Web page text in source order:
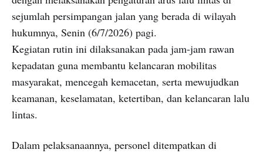
sejumlah persimpangan jalan yang berada di wilayah
hukumnya, Senin (6/7/2026) pagi.
Kegiatan rutin ini dilaksanakan pada jam-jam rawan
kepadatan guna membantu kelancaran mobilitas
masyarakat, mencegah kemacetan, serta mewujudkan
keamanan, keselamatan, ketertiban, dan kelancaran lalu
lintas.
Dalam pelaksanaannya, personel ditempatkan di